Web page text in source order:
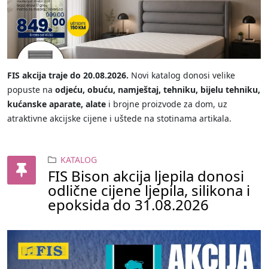
FIS akcija traje do 20.08.2026. Novi katalog donosi velike
popuste na odjeću, obuću, namještaj, tehniku, bijelu tehniku,
kućanske aparate, alate i brojne proizvode za dom, uz
atraktivne akcijske cijene i uštede na stotinama artikala.
KATALOG
FIS Bison akcija ljepila donosi
odlične cijene ljepila, silikona i
epoksida do 31.08.2026